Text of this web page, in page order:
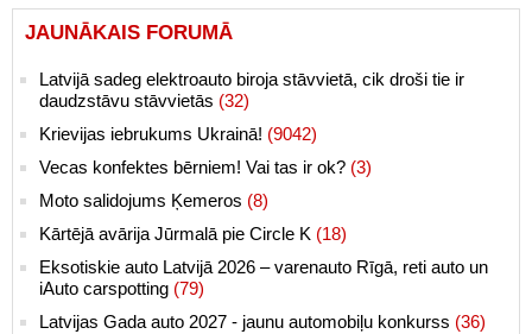
JAUNĀKAIS FORUMĀ
Latvijā sadeg elektroauto biroja stāvvietā, cik droši tie ir
daudzstāvu stāvvietās (32)
Krievijas iebrukums Ukrainā! (9042)
Vecas konfektes bērniem! Vai tas ir ok? (3)
Moto salidojums Ķemeros (8)
Kārtējā avārija Jūrmalā pie Circle K (18)
Eksotiskie auto Latvijā 2026 – varenauto Rīgā, reti auto un
iAuto carspotting (79)
Latvijas Gada auto 2027 - jaunu automobiļu konkurss (36)